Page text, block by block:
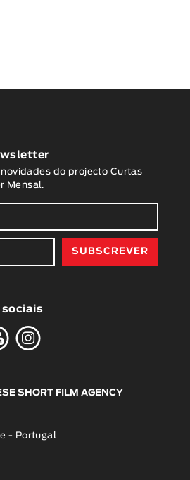
do projecto Curtas
Mensal.
sociais
K
SHORT FILM AGENCY
- Portugal